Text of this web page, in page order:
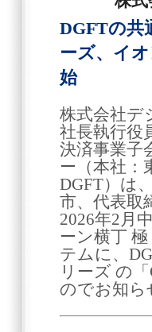
DGFTの共
ーズ、イ
始
株式会社デ
社長執行役
決済事業子
ー（本社：
DGFT）は
市、代表取
2026年2月
ーン横丁
テムに、
リーズ の
のでお知ら